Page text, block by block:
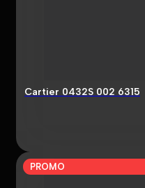
Cartier 0432S 002 6315
PROMO